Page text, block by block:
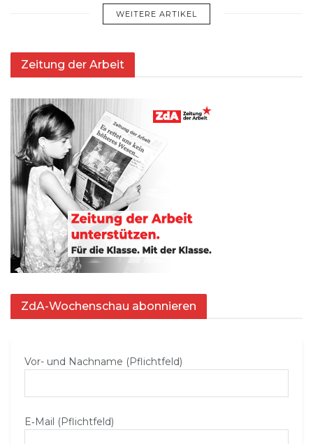
WEITERE ARTIKEL
Zeitung der Arbeit
ZdA-Wochenschau abonnieren
Vor- und Nachname (Pflichtfeld)
E‑Mail (Pflichtfeld)